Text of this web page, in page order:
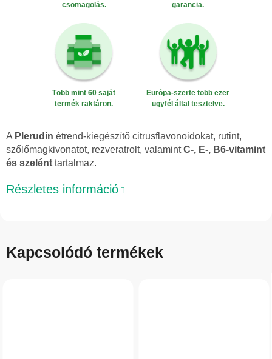
csomagolás.
garancia.
Több mint 60 saját
termék raktáron.
Európa-szerte több ezer
ügyfél által tesztelve.
A Plerudin étrend-kiegészítő citrusflavonoidokat, rutint,
szőlőmagkivonatot, rezveratrolt, valamintC-, E-, B6-vitamint
és szelént tartalmaz.
Részletes információ
Kapcsolódó termékek